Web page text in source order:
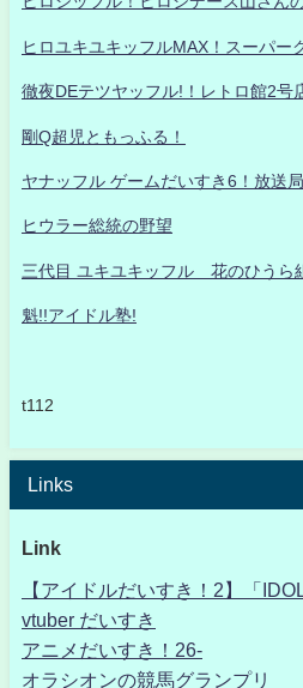
ヒロユキユキッフルMAX！スーパー
徹夜DEテツヤッフル!！レトロ館2号
剛Q超児ともっふる！
ヤナッフル ゲームだいすき6！放送局
ヒウラー総統の野望
三代目 ユキユキッフル 花のひうら
魁!!アイドル塾!
t112
Links
Link
【アイドルだいすき！2】「
vtuber だいすき
アニメだいすき！26-
オラシオンの競馬グランプリ